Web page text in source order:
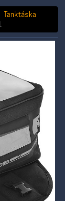
Tanktáska